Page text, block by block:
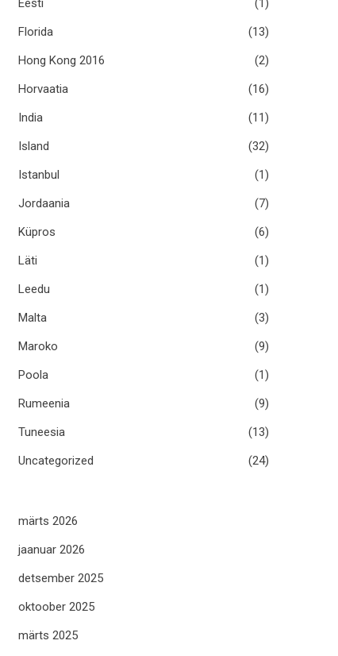
Eesti
(1)
Florida
(13)
Hong Kong 2016
(2)
Horvaatia
(16)
India
(11)
Island
(32)
Istanbul
(1)
Jordaania
(7)
Küpros
(6)
Läti
(1)
Leedu
(1)
Malta
(3)
Maroko
(9)
Poola
(1)
Rumeenia
(9)
Tuneesia
(13)
Uncategorized
(24)
märts 2026
jaanuar 2026
detsember 2025
oktoober 2025
märts 2025